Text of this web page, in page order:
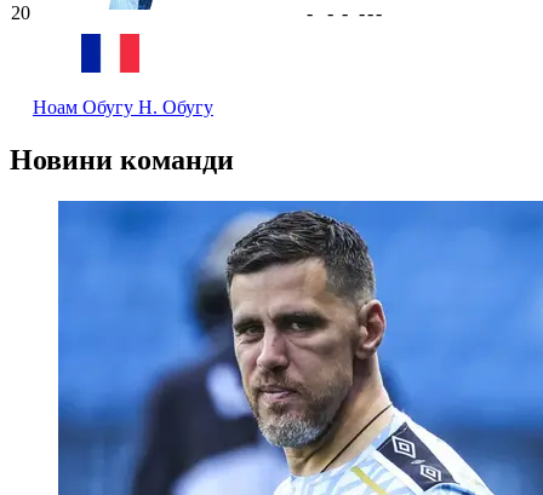
20
Ноам Обугу Н. Обугу
- - - ---
Новини команди